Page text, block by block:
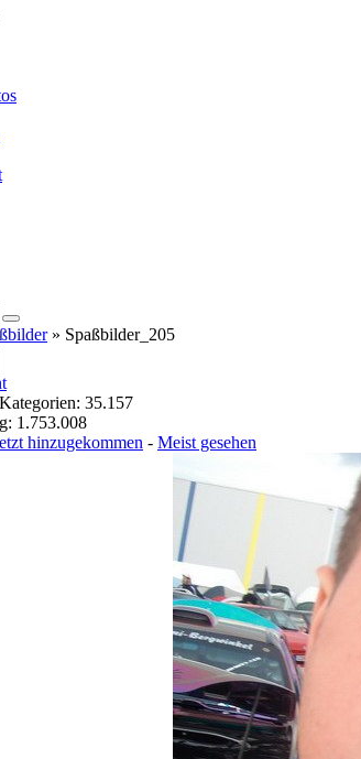
» Spaßbilder_205
35.157
1.753.008
hinzugekommen - Meist gesehen